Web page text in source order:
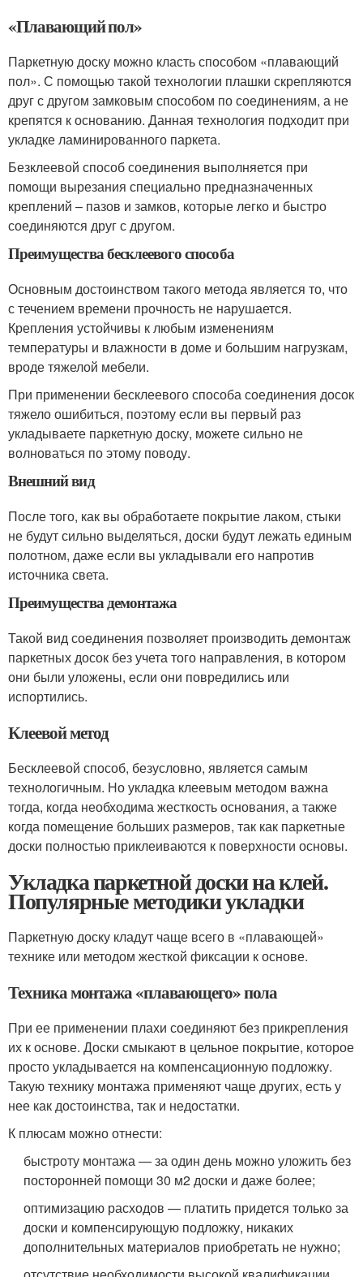
«Плавающий пол»
Паркетную доску можно класть способом «плавающий
пол». С помощью такой технологии плашки скрепляются
друг с другом замковым способом по соединениям, а не
крепятся к основанию. Данная технология подходит при
укладке ламинированного паркета.
Безклеевой способ соединения выполняется при
помощи вырезания специально предназначенных
креплений – пазов и замков, которые легко и быстро
соединяются друг с другом.
Преимущества бесклеевого способа
Основным достоинством такого метода является то, что
с течением времени прочность не нарушается.
Крепления устойчивы к любым изменениям
температуры и влажности в доме и большим нагрузкам,
вроде тяжелой мебели.
При применении бесклеевого способа соединения досок
тяжело ошибиться, поэтому если вы первый раз
укладываете паркетную доску, можете сильно не
волноваться по этому поводу.
Внешний вид
После того, как вы обработаете покрытие лаком, стыки
не будут сильно выделяться, доски будут лежать единым
полотном, даже если вы укладывали его напротив
источника света.
Преимущества демонтажа
Такой вид соединения позволяет производить демонтаж
паркетных досок без учета того направления, в котором
они были уложены, если они повредились или
испортились.
Клеевой метод
Бесклеевой способ, безусловно, является самым
технологичным. Но укладка клеевым методом важна
тогда, когда необходима жесткость основания, а также
когда помещение больших размеров, так как паркетные
доски полностью приклеиваются к поверхности основы.
Укладка паркетной доски на клей.
Популярные методики укладки
Паркетную доску кладут чаще всего в «плавающей»
технике или методом жесткой фиксации к основе.
Техника монтажа «плавающего» пола
При ее применении плахи соединяют без прикрепления
их к основе. Доски смыкают в цельное покрытие, которое
просто укладывается на компенсационную подложку.
Такую технику монтажа применяют чаще других, есть у
нее как достоинства, так и недостатки.
К плюсам можно отнести:
быстроту монтажа — за один день можно уложить без
посторонней помощи 30 м2 доски и даже более;
оптимизацию расходов — платить придется только за
доски и компенсирующую подложку, никаких
дополнительных материалов приобретать не нужно;